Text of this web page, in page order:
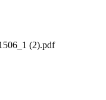
(2).pdf